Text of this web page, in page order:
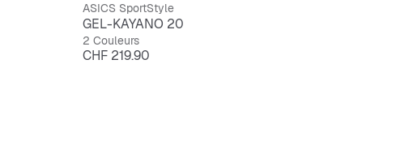
ASICS SportStyle
GEL-KAYANO 20
2 Couleurs
Prix
CHF 219.90